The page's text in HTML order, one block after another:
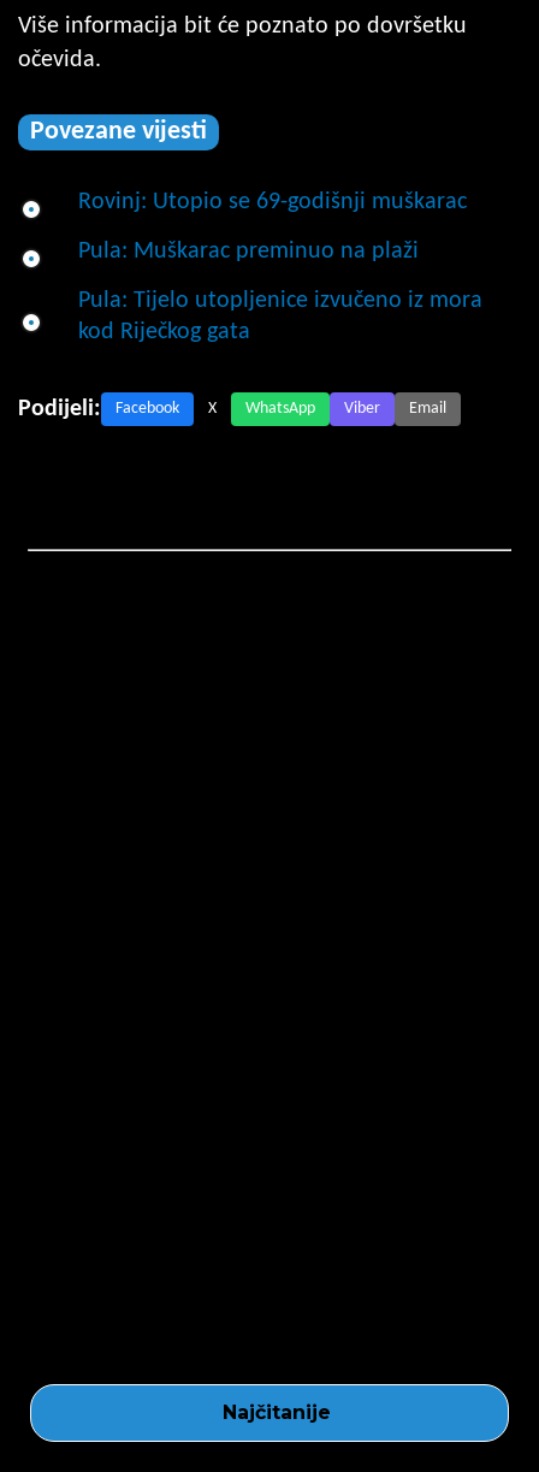
Više informacija bit će poznato po dovršetku
očevida.
Povezane vijesti
Rovinj: Utopio se 69-godišnji muškarac
Pula: Muškarac preminuo na plaži
Pula: Tijelo utopljenice izvučeno iz mora
kod Riječkog gata
Podijeli: Facebook X WhatsApp Viber Email
Najčitanije